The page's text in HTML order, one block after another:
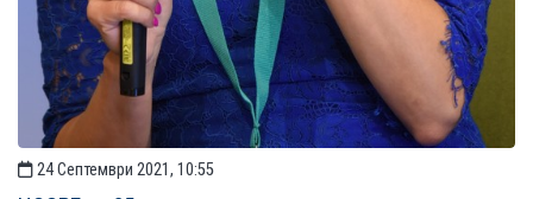
24 Септември 2021, 10:55